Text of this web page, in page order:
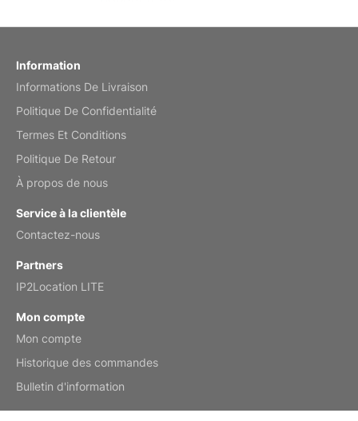
by charles
Reviewed
by Anne
Reviewed
by Kirsten
it.
Fantasy 2026 Wall Calendar
Information
Informations De Livraison
Politique De Confidentialité
Termes Et Conditions
Politique De Retour
À propos de nous
Service à la clientèle
Contactez-nous
Partners
IP2Location LITE
Mon compte
Mon compte
Historique des commandes
Bulletin d'information